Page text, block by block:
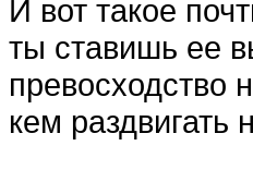
И вот такое
ты ставишь ее
превосходство
кем раздвигать